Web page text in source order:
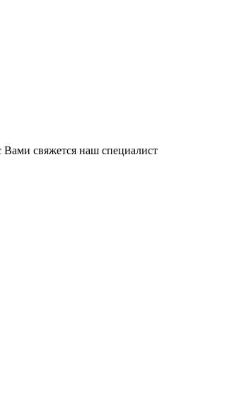
свяжется наш специалист